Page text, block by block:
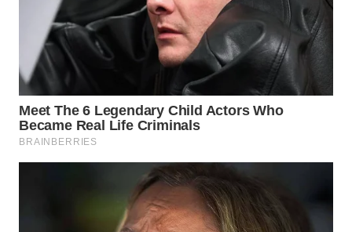
WN
NATUNA
WN
BINTAN
WN